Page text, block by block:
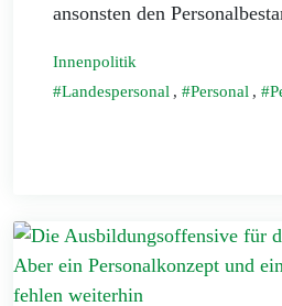
ansonsten den
Innenpolitik
Landespersonal , Personal ,